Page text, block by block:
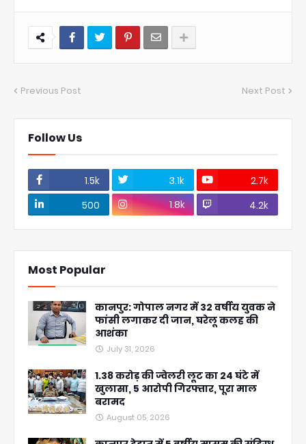
Previous Post Next Post
Follow Us
1.5k 3.1k
2.7k
500
1.8k 4.2k
Most Popular
कानपुर: गोपाल नगर में 32 वर्षीय युवक ने
फांसी लगाकर दी जान, घरेलू कलह की
आशंका
July 31, 2026
1.38 करोड़ की ज्वेलरी लूट का 24 घंटे में
खुलासा, 5 आरोपी गिरफ्तार, पूरा माल
बरामद
August 05, 2026